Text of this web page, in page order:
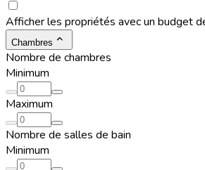
Afficher les propriétés avec un budget
Chambres
Nombre de chambres
Minimum
Maximum
Nombre de salles de bain
Minimum